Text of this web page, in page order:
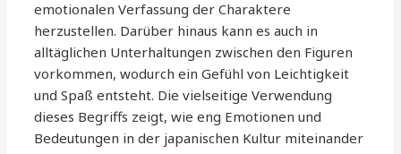
emotionalen Verfassung der Charaktere
herzustellen. Darüber hinaus kann es auch in
alltäglichen Unterhaltungen zwischen den Figuren
vorkommen, wodurch ein Gefühl von Leichtigkeit
und Spaß entsteht. Die vielseitige Verwendung
dieses Begriffs zeigt, wie eng Emotionen und
Bedeutungen in der japanischen Kultur miteinander